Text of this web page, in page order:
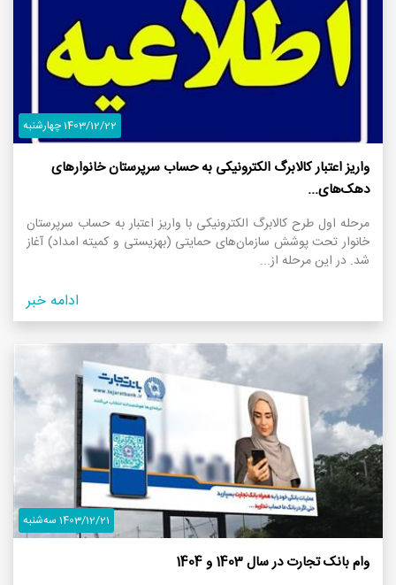
1403/12/22 چهارشنبه
واریز اعتبار کالابرگ الکترونیکی به حساب سرپرستان خانوار‌های
دهک‌های...
مرحله اول طرح کالابرگ الکترونیکی با واریز اعتبار به حساب سرپرستان
خانوار تحت پوشش سازمان‌های حمایتی (بهزیستی و کمیته امداد) آغاز
شد. در این مرحله از...
ادامه خبر
1403/12/21 سه‌شنبه
وام بانک تجارت در سال 1403 و 1404